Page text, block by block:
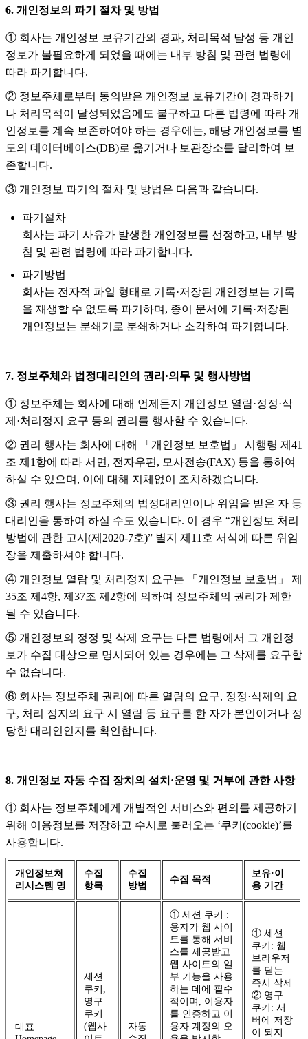
6. 개인정보의 파기 절차 및 방법
① 회사는 개인정보 보유기간의 경과, 처리목적 달성 등 개인
정보가 불필요하게 되었을 때에는 내부 방침 및 관련 법령에
따라 파기합니다.
② 정보주체로부터 동의받은 개인정보 보유기간이 경과하거
나 처리목적이 달성되었음에도 불구하고 다른 법령에 따라 개
인정보를 계속 보존하여야 하는 경우에는, 해당 개인정보를 별
도의 데이터베이스(DB)로 옮기거나 보관장소를 달리하여 보
존합니다.
③ 개인정보 파기의 절차 및 방법은 다음과 같습니다.
파기절차
회사는 파기 사유가 발생한 개인정보를 선정하고, 내부 방
침 및 관련 법령에 따라 파기합니다.
파기방법
회사는 전자적 파일 형태로 기록·저장된 개인정보는 기록
을 재생할 수 없도록 파기하며, 종이 문서에 기록·저장된
개인정보는 분쇄기로 분쇄하거나 소각하여 파기합니다.
7. 정보주체와 법정대리인의 권리·의무 및 행사방법
① 정보주체는 회사에 대해 언제든지 개인정보 열람·정정·삭
제·처리정지 요구 등의 권리를 행사할 수 있습니다.
② 권리 행사는 회사에 대해 「개인정보 보호법」 시행령 제41
조 제1항에 따라 서면, 전자우편, 모사전송(FAX) 등을 통하여
하실 수 있으며, 이에 대해 지체없이 조치하겠습니다.
③ 권리 행사는 정보주체의 법정대리인이나 위임을 받은 자 등
대리인을 통하여 하실 수도 있습니다. 이 경우 “개인정보 처리
방법에 관한 고시(제2020-7호)” 별지 제11호 서식에 따른 위임
장을 제출하셔야 합니다.
④ 개인정보 열람 및 처리정지 요구는 「개인정보 보호법」 제
35조 제4항, 제37조 제2항에 의하여 정보주체의 권리가 제한
될 수 있습니다.
⑤ 개인정보의 정정 및 삭제 요구는 다른 법령에서 그 개인정
보가 수집 대상으로 명시되어 있는 경우에는 그 삭제를 요구할
수 없습니다.
⑥ 회사는 정보주체 권리에 따른 열람의 요구, 정정·삭제의 요
구, 처리 정지의 요구 시 열람 등 요구를 한 자가 본인이거나 정
당한 대리인인지를 확인합니다.
8. 개인정보 자동 수집 장치의 설치·운영 및 거부에 관한 사항
① 회사는 정보주체에게 개별적인 서비스와 편의를 제공하기
위해 이용정보를 저장하고 수시로 불러오는 ‘쿠키(cookie)’를
사용합니다.
개인정보처
리시스템 명
수집
항목
수집
방법
수집 목적
보유·이
용 기간
대표
세션
쿠키,
영구
쿠키
(웹사
자동
① 세션 쿠키 :
용자가 웹 사이
트를 통해 서비
스를 제공받고
웹 사이트의 일
부 기능을 사용
하는 데에 필수
적이며, 이용자
를 인증하고 이
용자 계정의 오
① 세션
쿠키: 웹
브라우저
를 닫는
즉시 삭제
② 영구
쿠키: 서
버에 저장
이 되지